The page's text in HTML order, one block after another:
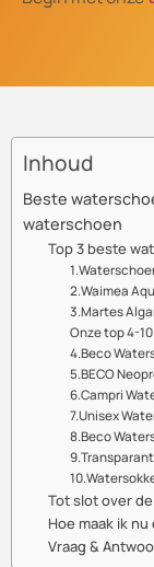
Inhoud
Beste
waterschoen
Top 3 beste
2.Waimea
3.Martes
Onze top 4-
4.Beco
5.BECO
6.Campri
7.Unisex
8.Beco
Tot slot over
Hoe maak ik
Vraag &